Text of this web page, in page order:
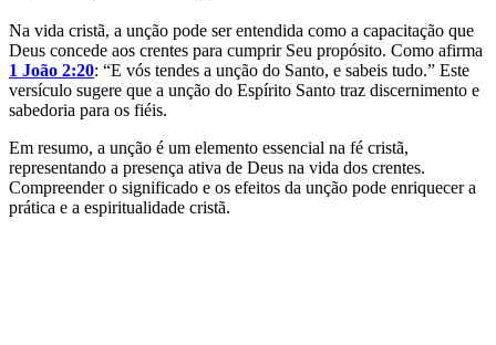
Na vida cristã, a unção pode ser entendida como a capacitação que
Deus concede aos crentes para cumprir Seu propósito. Como afirma
1 João 2:20: “E vós tendes a unção do Santo, e sabeis tudo.” Este
versículo sugere que a unção do Espírito Santo traz discernimento e
sabedoria para os fiéis.
Em resumo, a unção é um elemento essencial na fé cristã,
representando a presença ativa de Deus na vida dos crentes.
Compreender o significado e os efeitos da unção pode enriquecer a
prática e a espiritualidade cristã.